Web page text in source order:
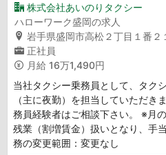
株式会社あいのりタクシー
ハローワーク盛岡の求人
岩手県盛岡市高松２丁目１番２
正社員
月給 16万1,490円
当社タクシー乗務員として、タク
（主に夜勤）を担当していただき
務員経験者はご相談下さい。 ※月
残業（割増賃金）扱いとなり、手
務の変更範囲：変更なし